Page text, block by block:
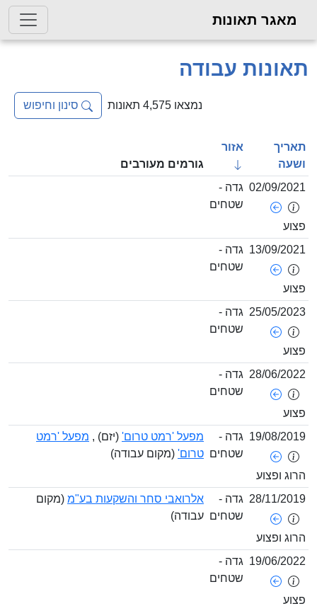
מאגר תאונות
עבודה
נמצאו 4,575 תאונות סינון וחיפוש
אזור
גורמים מעורבים
02/09/ גדה -
שטחים
13/09/ גדה -
שטחים
25/05/ גדה -
שטחים
28/06/ גדה -
שטחים
19/08/
ופצוע
גדה -
שטחים
מפעל 'רמט טרום'(יזם) ,מפעל 'רמט
טרום'(מקום עבודה)
28/11/
ופצוע
גדה -
שטחים
אלרואבי סחר והשקעות בע"מ(מקום
עבודה)
19/06/ גדה -
שטחים